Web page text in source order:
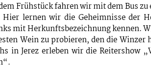
Frühstück fahren wir mit dem Bus
Hier lernen wir die Geheimnisse der
mit Herkunftsbezeichnung kennen.
Wein zu probieren, den die Winzer
in Jerez erleben wir die Reitershow